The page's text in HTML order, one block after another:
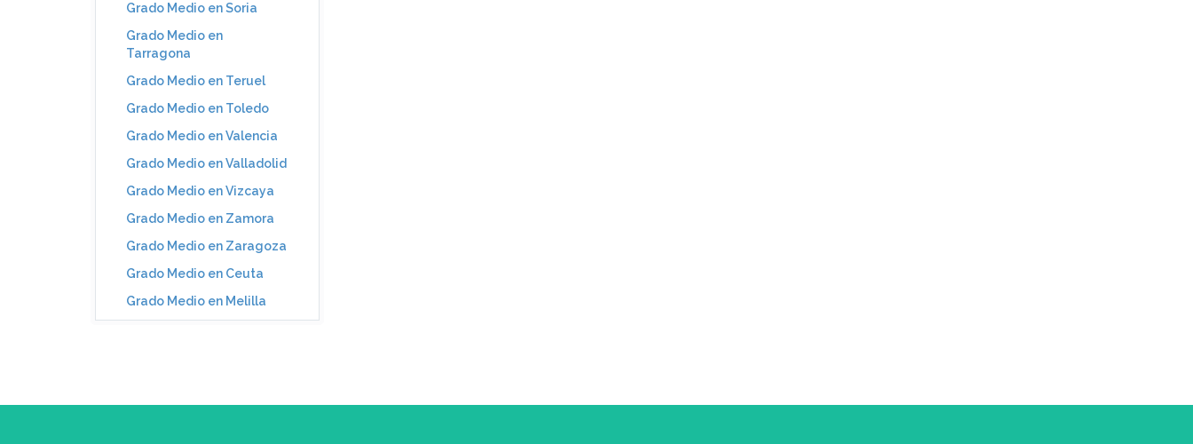
Grado Medio en Soria
Grado Medio en
Tarragona
Grado Medio en Teruel
Grado Medio en Toledo
Grado Medio en Valencia
Grado Medio en Valladolid
Grado Medio en Vizcaya
Grado Medio en Zamora
Grado Medio en Zaragoza
Grado Medio en Ceuta
Grado Medio en Melilla